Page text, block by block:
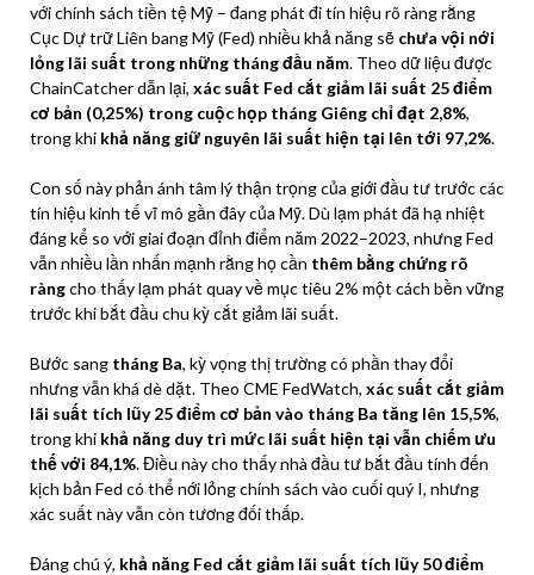
với chính sách tiền tệ Mỹ – đang phát đi tín hiệu rõ ràng rằng
Cục Dự trữ Liên bang Mỹ (Fed) nhiều khả năng sẽ chưa vội nới
lỏng lãi suất trong những tháng đầu năm. Theo dữ liệu được
ChainCatcher dẫn lại, xác suất Fed cắt giảm lãi suất 25 điểm
cơ bản (0,25%) trong cuộc họp tháng Giêng chỉ đạt 2,8%,
trong khi khả năng giữ nguyên lãi suất hiện tại lên tới 97,2%.
Con số này phản ánh tâm lý thận trọng của giới đầu tư trước các
tín hiệu kinh tế vĩ mô gần đây của Mỹ. Dù lạm phát đã hạ nhiệt
đáng kể so với giai đoạn đỉnh điểm năm 2022–2023, nhưng Fed
vẫn nhiều lần nhấn mạnh rằng họ cần thêm bằng chứng rõ
ràngcho thấy lạm phát quay về mục tiêu 2% một cách bền vững
trước khi bắt đầu chu kỳ cắt giảm lãi suất.
Bước sang tháng Ba, kỳ vọng thị trường có phần thay đổi
nhưng vẫn khá dè dặt. Theo CME FedWatch, xác suất cắt giảm
lãi suất tích lũy 25 điểm cơ bản vào tháng Ba tăng lên 15,5%,
trong khi khả năng duy trì mức lãi suất hiện tại vẫn chiếm ưu
thế với 84,1%. Điều này cho thấy nhà đầu tư bắt đầu tính đến
kịch bản Fed có thể nới lỏng chính sách vào cuối quý I, nhưng
xác suất này vẫn còn tương đối thấp.
Đáng chú ý, khả năng Fed cắt giảm lãi suất tích lũy 50 điểm